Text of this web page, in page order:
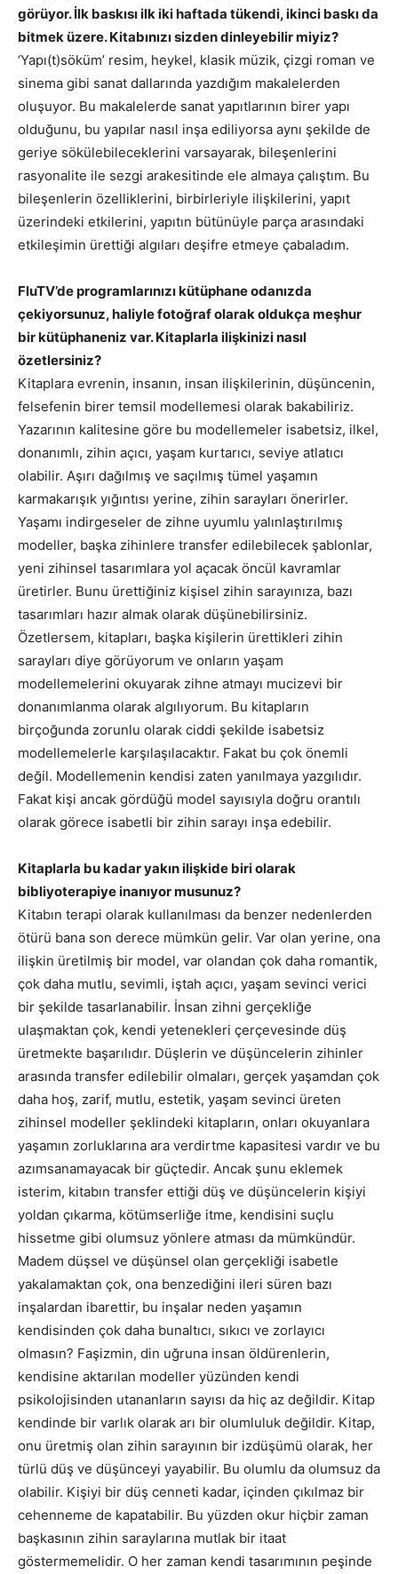
görüyor. İlk baskısı ilk iki haftada tükendi, ikinci baskı da
bitmek üzere. Kitabınızı sizden dinleyebilir miyiz?
‘Yapı(t)söküm’ resim, heykel, klasik müzik, çizgi roman ve
sinema gibi sanat dallarında yazdığım makalelerden
oluşuyor. Bu makalelerde sanat yapıtlarının birer yapı
olduğunu, bu yapılar nasıl inşa ediliyorsa aynı şekilde de
geriye sökülebileceklerini varsayarak, bileşenlerini
rasyonalite ile sezgi arakesitinde ele almaya çalıştım. Bu
bileşenlerin özelliklerini, birbirleriyle ilişkilerini, yapıt
üzerindeki etkilerini, yapıtın bütünüyle parça arasındaki
etkileşimin ürettiği algıları deşifre etmeye çabaladım.
FluTV’de programlarınızı kütüphane odanızda
çekiyorsunuz, haliyle fotoğraf olarak oldukça meşhur
bir kütüphaneniz var. Kitaplarla ilişkinizi nasıl
özetlersiniz?
Kitaplara evrenin, insanın, insan ilişkilerinin, düşüncenin,
felsefenin birer temsil modellemesi olarak bakabiliriz.
Yazarının kalitesine göre bu modellemeler isabetsiz, ilkel,
donanımlı, zihin açıcı, yaşam kurtarıcı, seviye atlatıcı
olabilir. Aşırı dağılmış ve saçılmış tümel yaşamın
karmakarışık yığıntısı yerine, zihin sarayları önerirler.
Yaşamı indirgeseler de zihne uyumlu yalınlaştırılmış
modeller, başka zihinlere transfer edilebilecek şablonlar,
yeni zihinsel tasarımlara yol açacak öncül kavramlar
üretirler. Bunu ürettiğiniz kişisel zihin sarayınıza, bazı
tasarımları hazır almak olarak düşünebilirsiniz.
Özetlersem, kitapları, başka kişilerin ürettikleri zihin
sarayları diye görüyorum ve onların yaşam
modellemelerini okuyarak zihne atmayı mucizevi bir
donanımlanma olarak algılıyorum. Bu kitapların
birçoğunda zorunlu olarak ciddi şekilde isabetsiz
modellemelerle karşılaşılacaktır. Fakat bu çok önemli
değil. Modellemenin kendisi zaten yanılmaya yazgılıdır.
Fakat kişi ancak gördüğü model sayısıyla doğru orantılı
olarak görece isabetli bir zihin sarayı inşa edebilir.
Kitaplarla bu kadar yakın ilişkide biri olarak
bibliyoterapiye inanıyor musunuz?
Kitabın terapi olarak kullanılması da benzer nedenlerden
ötürü bana son derece mümkün gelir. Var olan yerine, ona
ilişkin üretilmiş bir model, var olandan çok daha romantik,
çok daha mutlu, sevimli, iştah açıcı, yaşam sevinci verici
bir şekilde tasarlanabilir. İnsan zihni gerçekliğe
ulaşmaktan çok, kendi yetenekleri çerçevesinde düş
üretmekte başarılıdır. Düşlerin ve düşüncelerin zihinler
arasında transfer edilebilir olmaları, gerçek yaşamdan çok
daha hoş, zarif, mutlu, estetik, yaşam sevinci üreten
zihinsel modeller şeklindeki kitapların, onları okuyanlara
yaşamın zorluklarına ara verdirtme kapasitesi vardır ve bu
azımsanamayacak bir güçtedir. Ancak şunu eklemek
isterim, kitabın transfer ettiği düş ve düşüncelerin kişiyi
yoldan çıkarma, kötümserliğe itme, kendisini suçlu
hissetme gibi olumsuz yönlere atması da mümkündür.
Madem düşsel ve düşünsel olan gerçekliği isabetle
yakalamaktan çok, ona benzediğini ileri süren bazı
inşalardan ibarettir, bu inşalar neden yaşamın
kendisinden çok daha bunaltıcı, sıkıcı ve zorlayıcı
olmasın? Faşizmin, din uğruna insan öldürenlerin,
kendisine aktarılan modeller yüzünden kendi
psikolojisinden utananların sayısı da hiç az değildir. Kitap
kendinde bir varlık olarak arı bir olumluluk değildir. Kitap,
onu üretmiş olan zihin sarayının bir izdüşümü olarak, her
türlü düş ve düşünceyi yayabilir. Bu olumlu da olumsuz da
olabilir. Kişiyi bir düş cenneti kadar, içinden çıkılmaz bir
cehenneme de kapatabilir. Bu yüzden okur hiçbir zaman
başkasının zihin saraylarına mutlak bir itaat
göstermemelidir. O her zaman kendi tasarımının peşinde